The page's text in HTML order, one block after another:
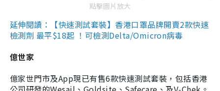
點擊圖片放大
延伸閱讀：【快速測試套裝】香港口罩品牌開賣2款快速
檢測劑 最平$18起 ！可檢測Delta/Omicron病毒
億世家
億家世門市及App現已有售6款快速測試套裝，包括香港